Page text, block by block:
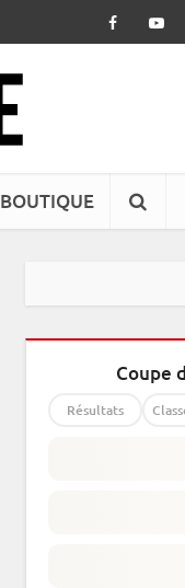
BOUTIQUE
Coupe
Résultats